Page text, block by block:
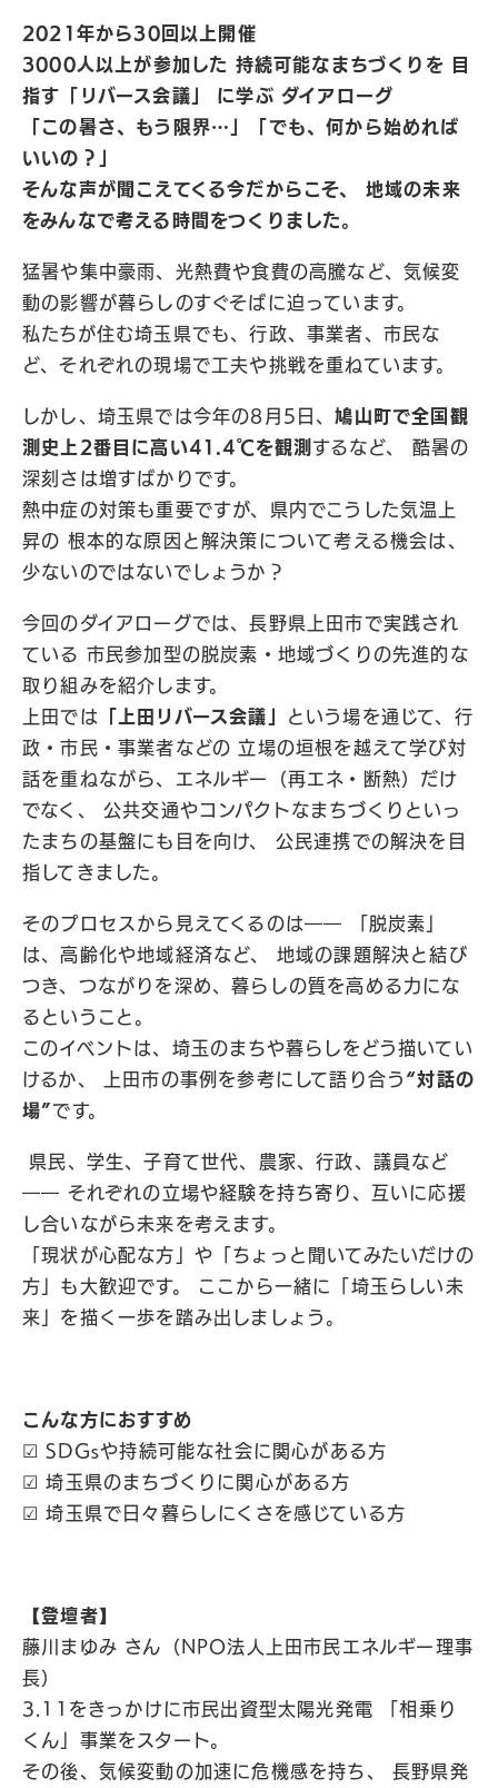
2021年から30回以上開催
3000人以上が参加した 持続可能なまちづくりを 目
指す「リバース会議」 に学ぶ ダイアローグ
「この暑さ、もう限界…」「でも、何から始めれば
いいの？」
そんな声が聞こえてくる今だからこそ、 地域の未来
をみんなで考える時間をつくりました。
猛暑や集中豪雨、光熱費や食費の高騰など、気候変
動の影響が暮らしのすぐそばに迫っています。
私たちが住む埼玉県でも、行政、事業者、市民な
ど、それぞれの現場で工夫や挑戦を重ねています。
しかし、埼玉県では今年の8月5日、鳩山町で全国観
測史上2番目に高い41.4℃を観測するなど、 酷暑の
深刻さは増すばかりです。
熱中症の対策も重要ですが、県内でこうした気温上
昇の 根本的な原因と解決策について考える機会は、
少ないのではないでしょうか？
今回のダイアローグでは、長野県上田市で実践され
ている 市民参加型の脱炭素・地域づくりの先進的な
取り組みを紹介します。
上田では
「上田リバース会議」
という場を通じて、行
政・市民・事業者などの 立場の垣根を越えて学び対
話を重ねながら、エネルギー（再エネ・断熱）だけ
でなく、 公共交通やコンパクトなまちづくりといっ
たまちの基盤にも目を向け、 公民連携での解決を目
指してきました。
そのプロセスから見えてくるのは―― 「脱炭素」
は、高齢化や地域経済など、 地域の課題解決と結び
つき、つながりを深め、暮らしの質を高める力にな
るということ。
このイベントは、埼玉のまちや暮らしをどう描いてい
けるか、 上田市の事例を参考にして語り合う“対話の
場”です。
県民、学生、子育て世代、農家、行政、議員など
―― それぞれの立場や経験を持ち寄り、互いに応援
し合いながら未来を考えます。
「現状が心配な方」や「ちょっと聞いてみたいだけの
方」も大歓迎です。 ここから一緒に「埼玉らしい未
来」を描く一歩を踏み出しましょう。
こんな方におすすめ
☑︎ SDGsや持続可能な社会に関心がある方
☑︎ 埼玉県のまちづくりに関心がある方
☑︎ 埼玉県で日々暮らしにくさを感じている方
【登壇者】
藤川まゆみ さん（NPO法人上田市民エネルギー理事
長）
3.11をきっかけに市民出資型太陽光発電 「相乗り
くん」事業をスタート。
その後、気候変動の加速に危機感を持ち、 長野県発